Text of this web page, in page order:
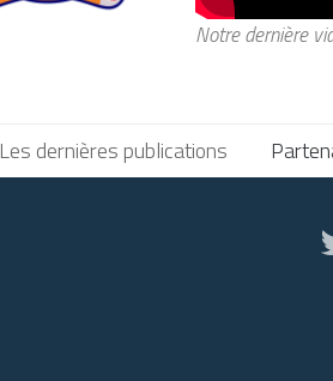
Notre dernière
Les dernières publications